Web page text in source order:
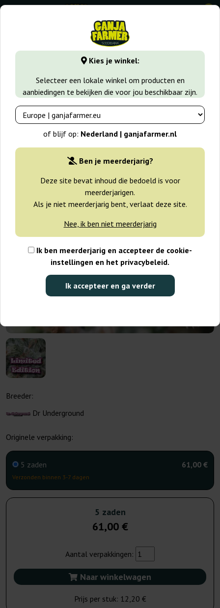
Kies je winkel:
Selecteer een lokale winkel om producten en
aanbiedingen te bekijken die voor jou beschikbaar zijn.
of blijf op: Nederland | ganjafarmer.nl
Ben je meerderjarig?
Deze site bevat inhoud die bedoeld is voor
meerderjarigen.
Als je niet meerderjarig bent, verlaat deze site.
Nee, ik ben niet meerderjarig
Ik ben meerderjarig en accepteer de cookie-
instellingen en het privacybeleid.
Ik accepteer en ga verder
0
GanjaFarmer.nl Wiet soorten Gorilla Glue Gorilla
Underground
Breeder:
Dr Underground
Originele verpakking:
5 zaden
Verzonden binnen 3-7 dagen
61,00 €
5 zaden
61,00 €
Aantal verpakkingen:
Naar winkelwagen
Prijs per stuk: 12,20 €